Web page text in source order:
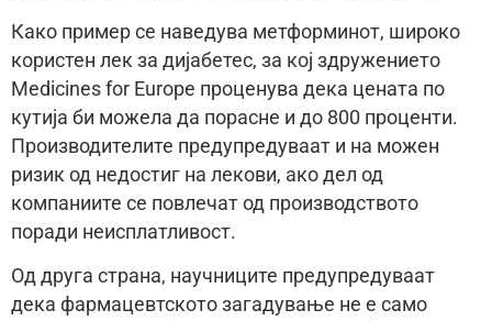
Како пример се наведува метформинот, широко
користен лек за дијабетес, за кој здружението
Medicines for Europe проценува дека цената по
кутија би можела да порасне и до 800 проценти.
Производителите предупредуваат и на можен
ризик од недостиг на лекови, ако дел од
компаниите се повлечат од производството
поради неисплатливост.
Од друга страна, научниците предупредуваат
дека фармацевтското загадување не е само